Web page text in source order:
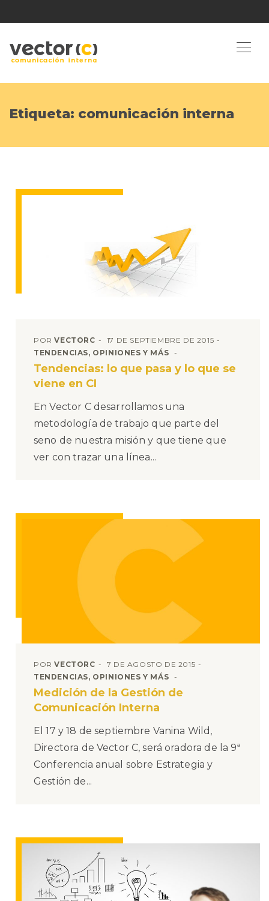
Etiqueta: comunicación interna
PORVECTORC
17 DE SEPTIEMBRE DE 2015
TENDENCIAS, OPINIONES Y MÁS
Tendencias: lo que pasa y lo que se
viene en CI
En Vector C desarrollamos una
metodología de trabajo que parte del
seno de nuestra misión y que tiene que
ver con trazar una línea...
PORVECTORC
7 DE AGOSTO DE 2015
TENDENCIAS, OPINIONES Y MÁS
Medición de la Gestión de
Comunicación Interna
El 17 y 18 de septiembre Vanina Wild,
Directora de Vector C, será oradora de la 9ª
Conferencia anual sobre Estrategia y
Gestión de...